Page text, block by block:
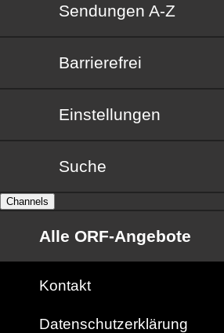
Sendungen von A bis Z
Sendungen A-Z
Barrierefrei
Barrierefrei
Einstellungen
Suche
Channels
Alle ORF-Angebote
Kontakt
Datenschutzerklärung